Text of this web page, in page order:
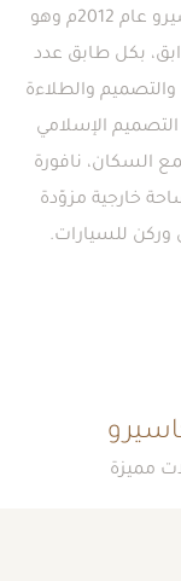
داخل المسكن. وتم بدء إنشاء مشروع كاسيرو عام 2012م وهو
بكل طابق عدد
والطلاءة
الإسلامي
السكان، نافورة
خارجية مزوّدة
وركن للسيارات.
مميزة